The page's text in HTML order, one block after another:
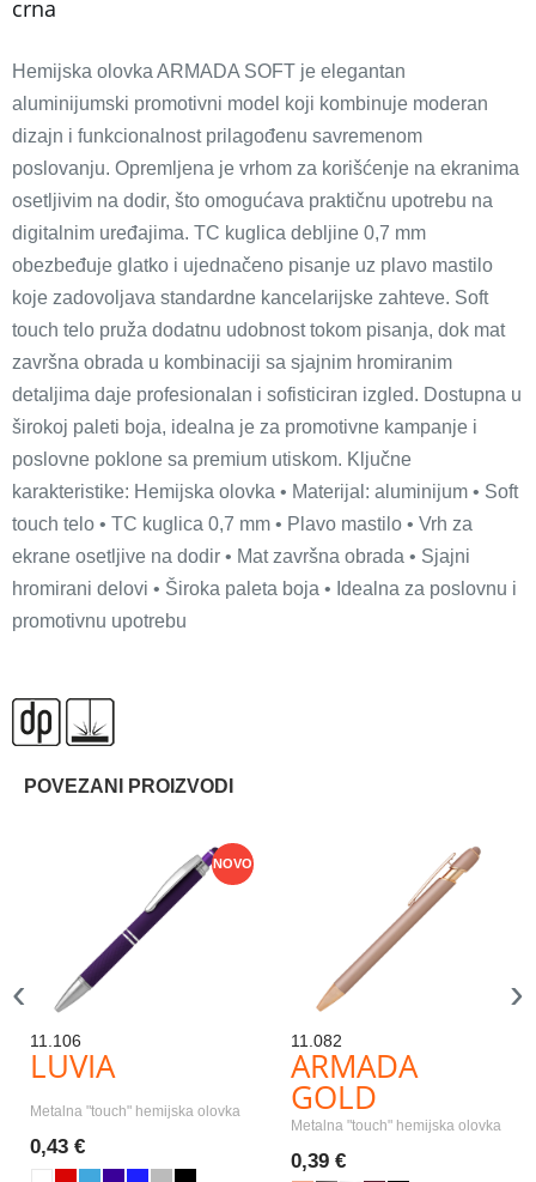
crna
Hemijska olovka ARMADA SOFT je elegantan
aluminijumski promotivni model koji kombinuje moderan
dizajn i funkcionalnost prilagođenu savremenom
poslovanju. Opremljena je vrhom za korišćenje na ekranima
osetljivim na dodir, što omogućava praktičnu upotrebu na
digitalnim uređajima. TC kuglica debljine 0,7 mm
obezbeđuje glatko i ujednačeno pisanje uz plavo mastilo
koje zadovoljava standardne kancelarijske zahteve. Soft
touch telo pruža dodatnu udobnost tokom pisanja, dok mat
završna obrada u kombinaciji sa sjajnim hromiranim
detaljima daje profesionalan i sofisticiran izgled. Dostupna u
širokoj paleti boja, idealna je za promotivne kampanje i
poslovne poklone sa premium utiskom. Ključne
karakteristike: Hemijska olovka • Materijal: aluminijum • Soft
touch telo • TC kuglica 0,7 mm • Plavo mastilo • Vrh za
ekrane osetljive na dodir • Mat završna obrada • Sjajni
hromirani delovi • Široka paleta boja • Idealna za poslovnu i
promotivnu upotrebu
POVEZANI PROIZVODI
NOVO
11.106
LUVIA
Metalna "touch" hemijska olovka
0,43 €
11.082
ARMADA
GOLD
Metalna "touch" hemijska olovka
0,39 €
‹ ›